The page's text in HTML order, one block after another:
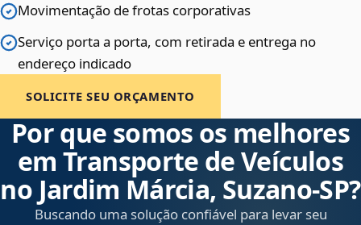
Movimentação de frotas corporativas
Serviço porta a porta, com retirada e entrega no
endereço indicado
SOLICITE SEU ORÇAMENTO
Por que somos os melhores
em Transporte de Veículos
no Jardim Márcia, Suzano‑SP?
Buscando uma solução confiável para levar seu